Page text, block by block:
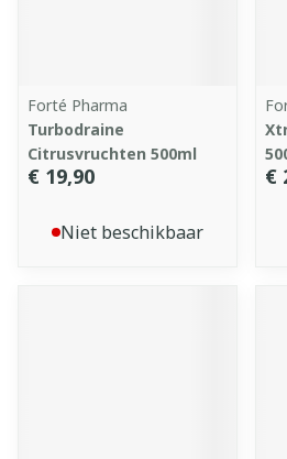
Forté Pharma
Turbodraine
Citrusvruchten 500ml
€ 19,90
Niet beschikbaar
€